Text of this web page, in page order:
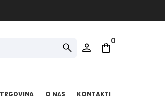
0
TRGOVINA O NAS KONTAKTI